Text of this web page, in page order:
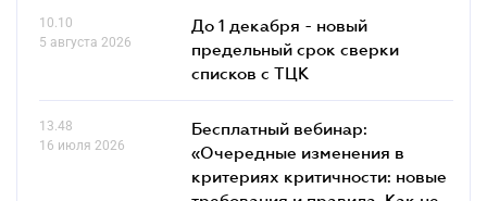
10.10
5 августа 2026
До 1 декабря - новый
предельный срок сверки
списков c ТЦК
13.48
16 июля 2026
Бесплатный вебинар:
«Очередные изменения в
критериях критичности: новые